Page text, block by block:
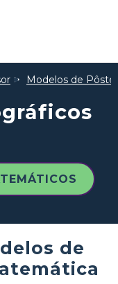
Modelos de Pôster
de